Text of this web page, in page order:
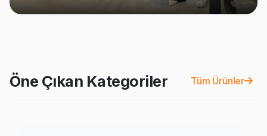
Öne Çıkan Kategoriler Tüm Ürünler